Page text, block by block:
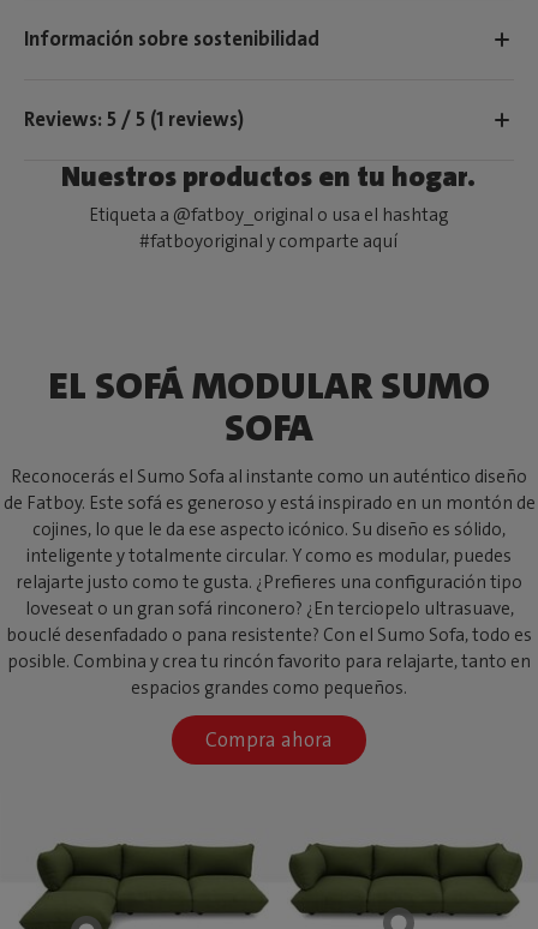
Información sobre sostenibilidad
Reviews: 5 / 5 (1 reviews)
Nuestros productos en tu hogar.
Etiqueta a @fatboy_original o usa el hashtag
#fatboyoriginal y comparte aquí
EL SOFÁ MODULAR SUMO
SOFA
Reconocerás el Sumo Sofa al instante como un auténtico diseño
de Fatboy. Este sofá es generoso y está inspirado en un montón de
cojines, lo que le da ese aspecto icónico. Su diseño es sólido,
inteligente y totalmente circular. Y como es modular, puedes
relajarte justo como te gusta. ¿Prefieres una configuración tipo
loveseat o un gran sofá rinconero? ¿En terciopelo ultrasuave,
bouclé desenfadado o pana resistente? Con el Sumo Sofa, todo es
posible. Combina y crea tu rincón favorito para relajarte, tanto en
espacios grandes como pequeños.
Compra ahora